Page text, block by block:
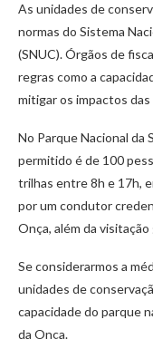
As unidades de
normas do Sistema
(SNUC). Órgãos de
regras como a
mitigar os impactos
No Parque Nacional da
permitido é de 100
trilhas entre 8h e 17h,
por um condutor
Onça, além da
Se considerarmos a
unidades de
capacidade do parque
da Onça.